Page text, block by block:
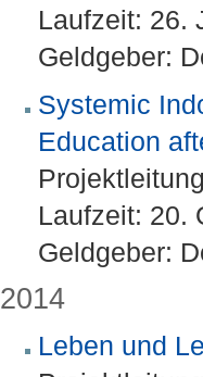
Laufzeit: 26.
Geldgeber:
Systemic
Education
Laufzeit: 20.
Geldgeber:
2014
Leben und